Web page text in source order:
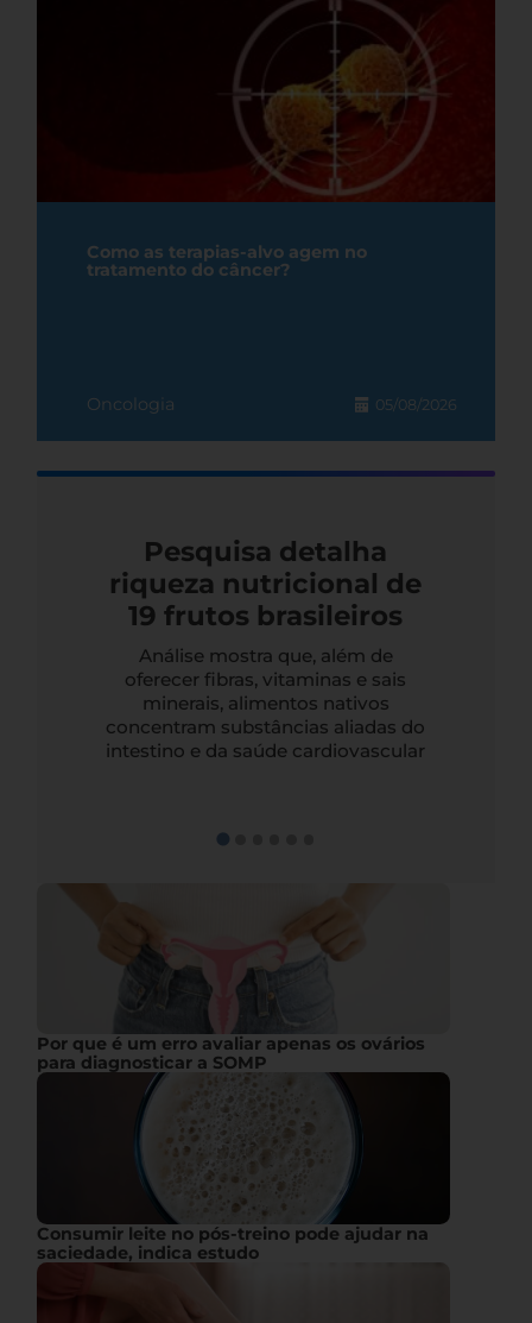
Como as terapias-alvo agem no
tratamento do câncer?
Oncologia 05/08/2026
Pesquisa detalha
riqueza nutricional de
19 frutos brasileiros
Análise mostra que, além de
oferecer fibras, vitaminas e sais
minerais, alimentos nativos
concentram substâncias aliadas do
intestino e da saúde cardiovascular
Por que é um erro avaliar apenas os ovários
para diagnosticar a SOMP
Consumir leite no pós-treino pode ajudar na
saciedade, indica estudo